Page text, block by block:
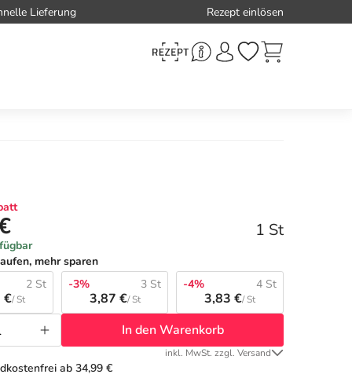
Lieferung Rezept einlösen
1 St
mehr sparen
2 St
€/ St
-3% 3 St
3,87 €/ St
-4% 4 St
3,83 €/ St
In den Warenkorb
inkl. MwSt. zzgl. Versand
ab 34,99 €